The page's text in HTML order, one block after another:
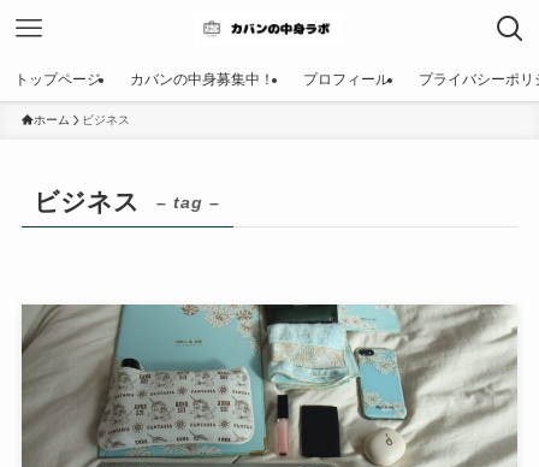
トップページ カバンの中身募集中！ プロフィール プライバシーポリ
ホーム ビジネス
ビジネス – tag –